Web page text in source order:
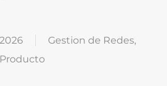
Gestion de Redes,
Producto